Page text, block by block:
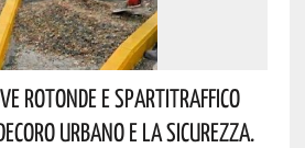
Rotonde E Spartitraffico
Urbano E La Sicurezza.